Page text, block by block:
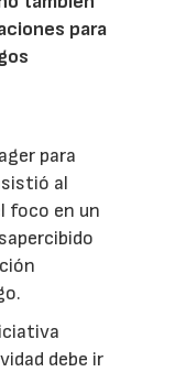
para
para
al
foco en un
debe ir